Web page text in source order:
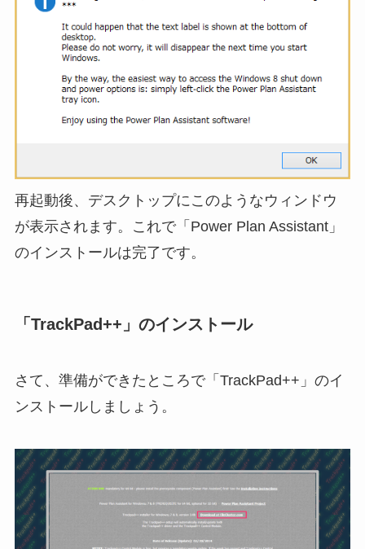
再起動後、デスクトップにこのようなウィンドウ
が表示されます。これで「Power Plan Assistant」
のインストールは完了です。
「TrackPad++」のインストール
さて、準備ができたところで「TrackPad++」のイ
ンストールしましょう。